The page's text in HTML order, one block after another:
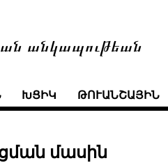
անկապութեան
ԽՑԻԿ ԹՈՒԱՆՇԱՅԻՆ
մասին